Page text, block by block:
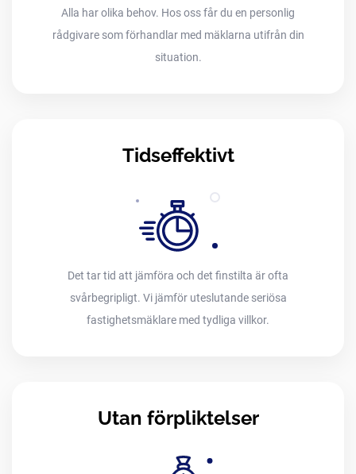
Alla har olika behov. Hos oss får du en personlig
rådgivare som förhandlar med mäklarna utifrån din
situation.
Tidseffektivt
Det tar tid att jämföra och det finstilta är ofta
svårbegripligt. Vi jämför uteslutande seriösa
fastighetsmäklare med tydliga villkor.
Utan förpliktelser